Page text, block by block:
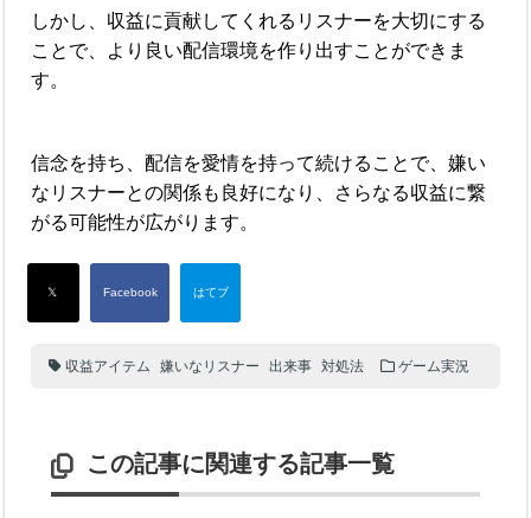
しかし、収益に貢献してくれるリスナーを大切にする
ことで、より良い配信環境を作り出すことができま
す。
信念を持ち、配信を愛情を持って続けることで、嫌い
なリスナーとの関係も良好になり、さらなる収益に繋
がる可能性が広がります。
収益アイテム 嫌いなリスナー 出来事 対処法 ゲーム実況
この記事に関連する記事一覧